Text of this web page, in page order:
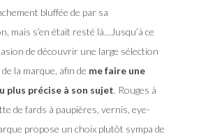
bluffée de par sa
mais s’en était resté là…Jusqu’à ce
de découvrir une large sélection
la marque, afin de me faire une
plus précise à son sujet. Rouges à
de fards à paupières, vernis, eye-
propose un choix plutôt sympa de